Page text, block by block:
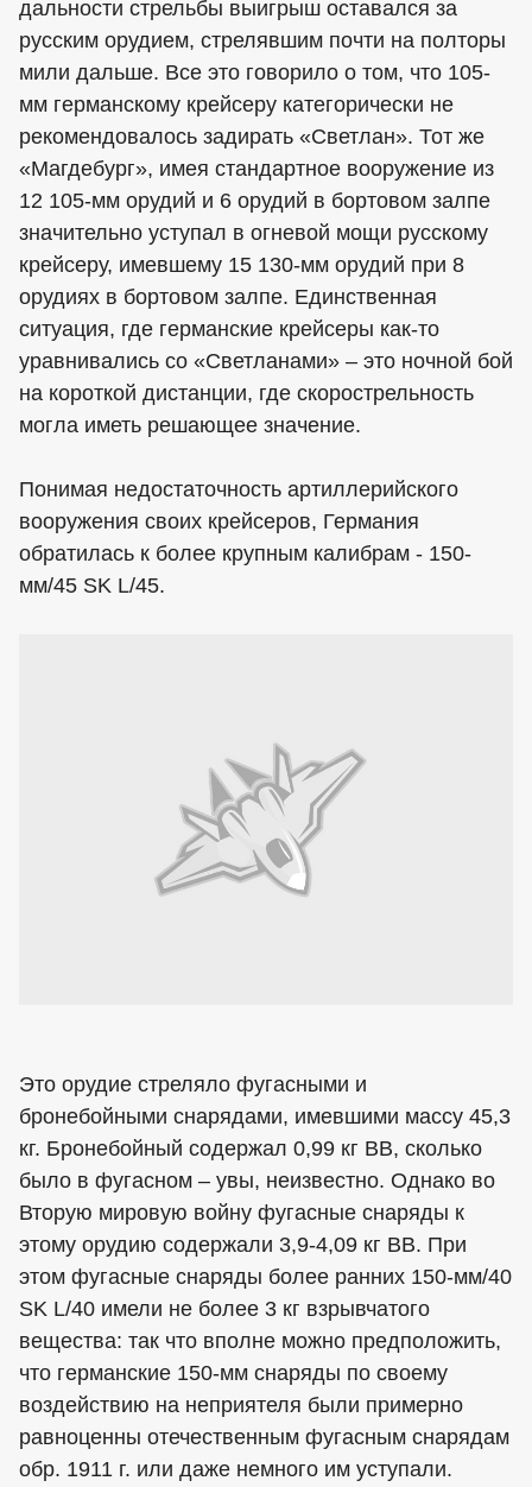
дальности стрельбы выигрыш оставался за
русским орудием, стрелявшим почти на полторы
мили дальше. Все это говорило о том, что 105-
мм германскому крейсеру категорически не
рекомендовалось задирать «Светлан». Тот же
«Магдебург», имея стандартное вооружение из
12 105-мм орудий и 6 орудий в бортовом залпе
значительно уступал в огневой мощи русскому
крейсеру, имевшему 15 130-мм орудий при 8
орудиях в бортовом залпе. Единственная
ситуация, где германские крейсеры как-то
уравнивались со «Светланами» – это ночной бой
на короткой дистанции, где скорострельность
могла иметь решающее значение.
Понимая недостаточность артиллерийского
вооружения своих крейсеров, Германия
обратилась к более крупным калибрам - 150-
мм/45 SK L/45.
Это орудие стреляло фугасными и
бронебойными снарядами, имевшими массу 45,3
кг. Бронебойный содержал 0,99 кг ВВ, сколько
было в фугасном – увы, неизвестно. Однако во
Вторую мировую войну фугасные снаряды к
этому орудию содержали 3,9-4,09 кг ВВ. При
этом фугасные снаряды более ранних 150-мм/40
SK L/40 имели не более 3 кг взрывчатого
вещества: так что вполне можно предположить,
что германские 150-мм снаряды по своему
воздействию на неприятеля были примерно
равноценны отечественным фугасным снарядам
обр. 1911 г. или даже немного им уступали.